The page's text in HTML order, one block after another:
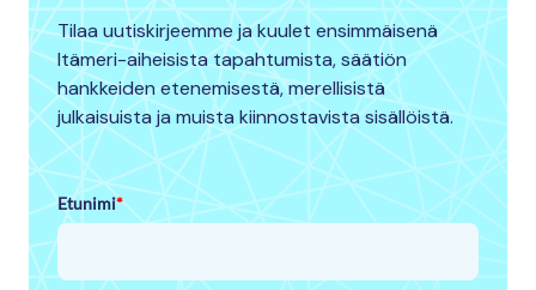
Tilaa uutiskirjeemme ja kuulet ensimmäisenä
Itämeri-aiheisista tapahtumista, säätiön
hankkeiden etenemisestä, merellisistä
julkaisuista ja muista kiinnostavista sisällöistä.
Etunimi*